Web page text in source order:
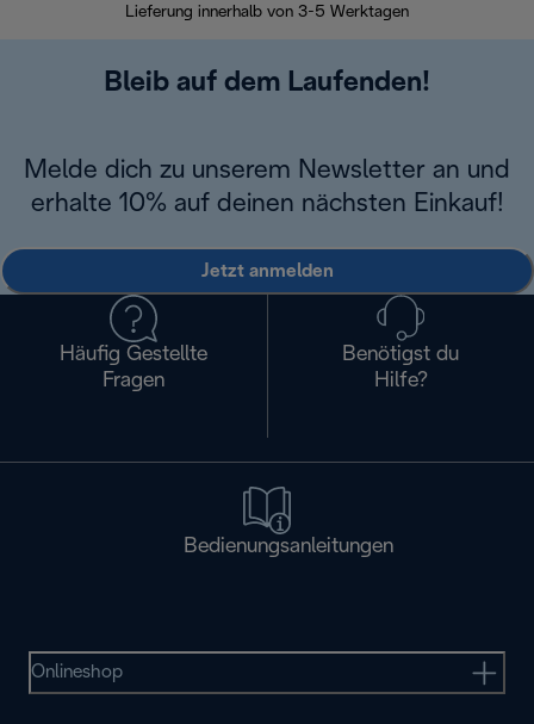
Lieferung innerhalb von 3-5 Werktagen
Bleib auf dem Laufenden!
Melde dich zu unserem Newsletter an und
erhalte 10% auf deinen nächsten Einkauf!
Jetzt anmelden
Häufig Gestellte
Fragen
Benötigst du
Hilfe?
Bedienungsanleitungen
Onlineshop